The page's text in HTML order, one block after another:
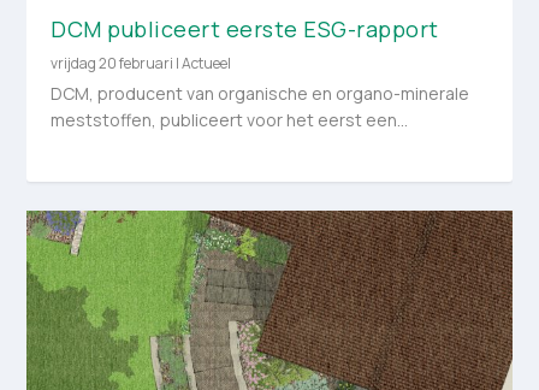
DCM publiceert eerste ESG-rapport
vrijdag 20 februari |Actueel
DCM, producent van organische en organo-minerale
meststoffen, publiceert voor het eerst een...